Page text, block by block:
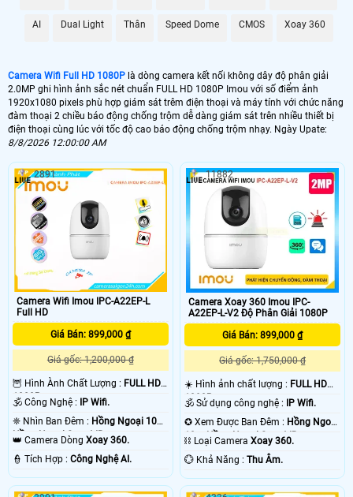
AI Dual Light Thân Speed Dome CMOS Xoay 360
Camera Wifi Full HD 1080P là dòng camera kết nối không dây độ phân giải
2.0MP ghi hình ảnh sắc nét chuẩn FULL HD 1080P Imou với số điểm ảnh
1920x1080 pixels phù hợp giám sát trêm điện thoại và máy tính với chức năng
đàm thoại 2 chiều báo động chống trộm dễ dàng giám sát trên nhiều thiết bị
điện thoại cùng lúc với tốc độ cao báo động chống trộm nhạy. Ngày Upate:
8/8/2026 12:00:00 AM
Camera Wifi Imou IPC-A22EP-L
Full HD
Giá Bán: 899,000 ₫
Giá gốc: 1,200,000 ₫
🦉 Hình Ành Chất Lượng : FULL HD
1080P .
🕉️ Công Nghệ :
IP Wifi.
❈ Nhìn Ban Đêm : Hồng Ngoại 10m
Hồng Ngoại Smart IR.
👑 Camera Dòng Xoay 360.
️👮 Tích Hợp : Công Nghệ AI.
2891
Camera Xoay 360 Imou IPC-
A22EP-L-V2 Độ Phân Giải 1080P
Giá Bán: 899,000 ₫
Giá gốc: 1,750,000 ₫
☀️ Hình ảnh chất lượng : FULL HD
1080P .
🕉️ Sử dụng công nghệ :
IP Wifi.
✪ Xem Được Ban Đêm : Hồng Ngoại
10m Hồng Ngoại Smart IR.
⛓ Loại CameraXoay 360.
️💮 Khả Năng :Thu Âm.
11882